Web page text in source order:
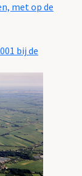
met op de
bij de